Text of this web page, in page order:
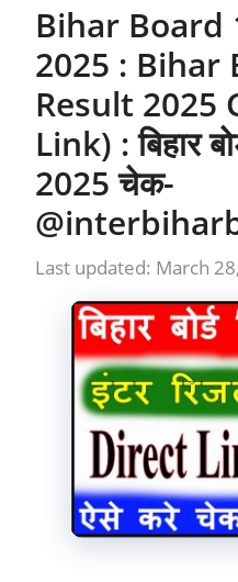
Bihar Board
2025 :
Result 2025
Link) : बिहार
2025 चेक-
March